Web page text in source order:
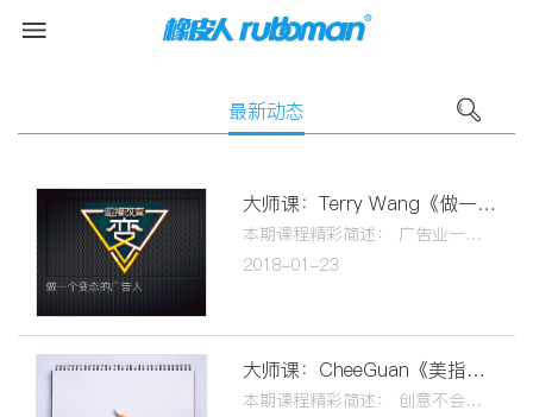
最新动态
大师课：Terry Wang《做一个“变态”的广告人》
本期课程精彩简述： 广告业一直处在改变的过程中！ 发现改变，迅速应变！ 广告的目的是传播和议论！
2018-01-23
大师课：CheeGuan《美指的工作--一场误会》
本期课程精彩简述： 创意不会有明确答案！ 做出心目中想要的作品！ 每一个简报都是给自己的一个机会！ 新媒体环境下美术该扮演什么角色！